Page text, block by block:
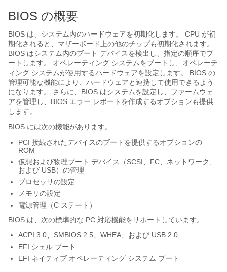
BIOS の概要
BIOS は、システム内のハードウェアを初期化します。 CPU が初
期化されると、マザーボード上の他のチップも初期化されます。
BIOS はシステム内のブート デバイスを検出し、指定の順序でブ
ートします。 オペレーティング システムをブートし、オペレーテ
ィング システムが使用するハードウェアを設定します。 BIOS の
管理可能な機能により、ハードウェアと連携して使用できるよう
になります。 さらに、BIOS はシステムを設定し、ファームウェ
アを管理し、BIOS エラー レポートを作成するオプションも提供
します。
BIOS には次の機能があります。
PCI 接続されたデバイスのブートを提供するオプションの
ROM
仮想および物理ブート デバイス（SCSI、FC、ネットワーク、
および USB）の管理
プロセッサの設定
メモリの設定
電源管理（C ステート）
BIOS は、次の標準的な PC 対応機能をサポートしています。
ACPI 3.0、SMBIOS 2.5、WHEA、および USB 2.0
EFI シェル ブート
EFI ネイティブ オペレーティング システム ブート